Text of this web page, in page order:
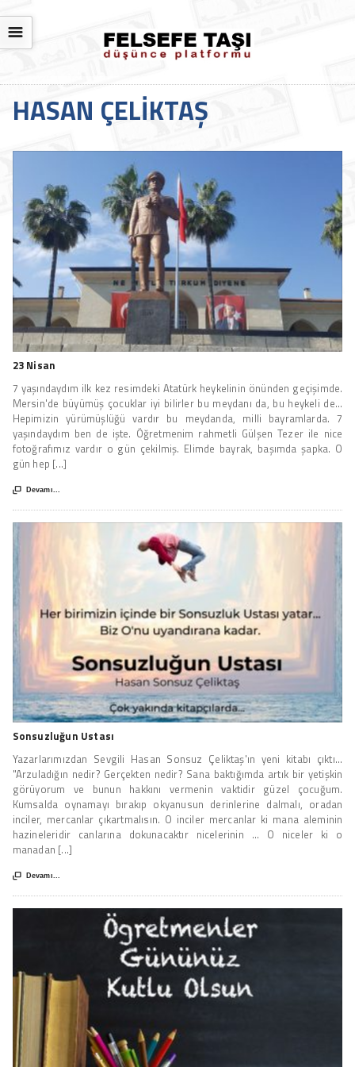
☰
HASAN ÇELIKTAŞ
23 Nisan
7 yaşındaydım ilk kez resimdeki Atatürk heykelinin önünden geçişimde.
Mersin'de büyümüş çocuklar iyi bilirler bu meydanı da, bu heykeli de...
Hepimizin yürümüşlüğü vardır bu meydanda, milli bayramlarda. 7
yaşındaydım ben de işte. Öğretmenim rahmetli Gülşen Tezer ile nice
fotoğrafımız vardır o gün çekilmiş. Elimde bayrak, başımda şapka. O
gün hep [...]
 Devamı...
Sonsuzluğun Ustası
Yazarlarımızdan Sevgili Hasan Sonsuz Çeliktaş'ın yeni kitabı çıktı...
"Arzuladığın nedir? Gerçekten nedir? Sana baktığımda artık bir yetişkin
görüyorum ve bunun hakkını vermenin vaktidir güzel çocuğum.
Kumsalda oynamayı bırakıp okyanusun derinlerine dalmalı, oradan
inciler, mercanlar çıkartmalısın. O inciler mercanlar ki mana aleminin
hazineleridir canlarına dokunacaktır nicelerinin ... O niceler ki o
manadan [...]
 Devamı...